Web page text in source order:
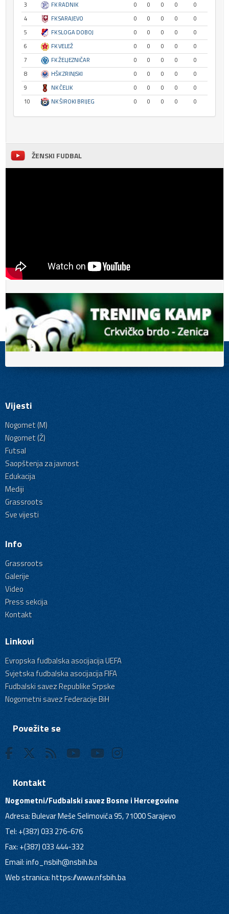
3
FK RADNIK 0 0 0 0
0
4
FK SARAJEVO 0 0 0 0
0
5
FK SLOGA DOBOJ 0 0 0 0
0
6
FK VELEŽ 0 0 0 0
0
7
FK ŽELJEZNIČAR 0 0 0 0
0
8
HŠK ZRINJSKI 0 0 0 0
0
9
NK ČELIK 0 0 0 0
0
10
NK ŠIROKI BRIJEG 0 0 0 0 0
ŽENSKI FUDBAL
Vijesti
Nogomet (M)
Nogomet (Ž)
Futsal
Saopštenja za javnost
Edukacija
Mediji
Grassroots
Sve vijesti
Info
Grassroots
Galerije
Video
Press sekcija
Kontakt
Linkovi
Evropska fudbalska asocijacija UEFA
Svjetska fudbalska asocijacija FIFA
Fudbalski savez Republike Srpske
Nogometni savez Federacije BiH
Povežite se
Kontakt
Nogometni/Fudbalski savez Bosne i Hercegovine
Adresa: Bulevar Meše Selimovića 95, 71000 Sarajevo
Tel: +(387) 033 276-676
Fax: +(387) 033 444-332
Email:info_nsbih@nsbih.ba
Web stranica: https://www.nfsbih.ba